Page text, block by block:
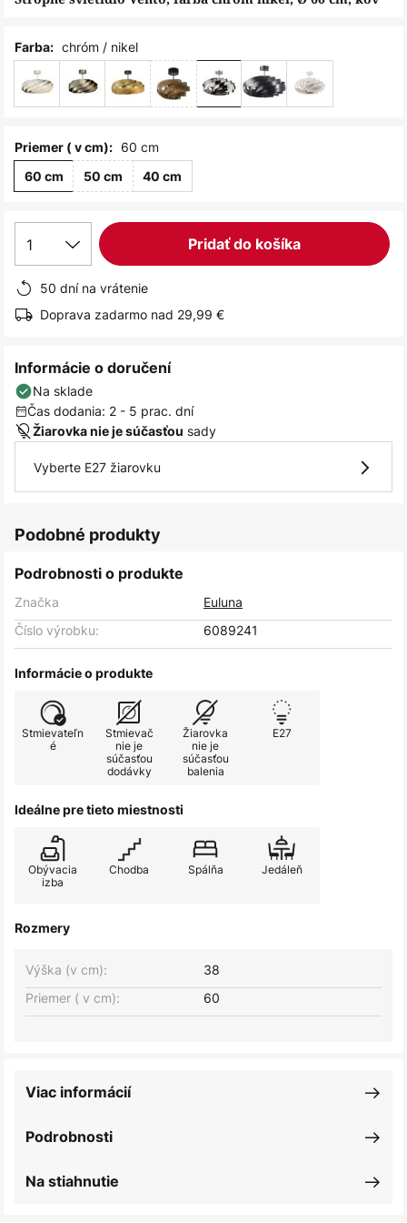
Farba: chróm / nikel
Priemer ( v cm): 60 cm
60 cm 50 cm 40 cm
1 Pridať do košíka
50 dní na vrátenie
Doprava zadarmo nad 29,99 €
Informácie o doručení
Na sklade
Čas dodania: 2 - 5 prac. dní
Žiarovka nie je súčasťou sady
Vyberte E27 žiarovku
Podobné produkty
Podrobnosti o produkte
Značka
Euluna
Číslo výrobku:
6089241
Informácie o produkte
Stmievateľn
é
Stmievač
nie je
súčasťou
dodávky
Žiarovka
nie je
súčasťou
balenia
E27
Ideálne pre tieto miestnosti
Obývacia
izba
Chodba Spálňa Jedáleň
Rozmery
Výška (v cm):
38
Priemer ( v cm):
60
Podrobnosti
Viac informácií
Na stiahnutie